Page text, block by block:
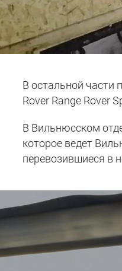
В остальной части
Rover Range Rover
В Вильнюсском
которое ведет
перевозившиеся в